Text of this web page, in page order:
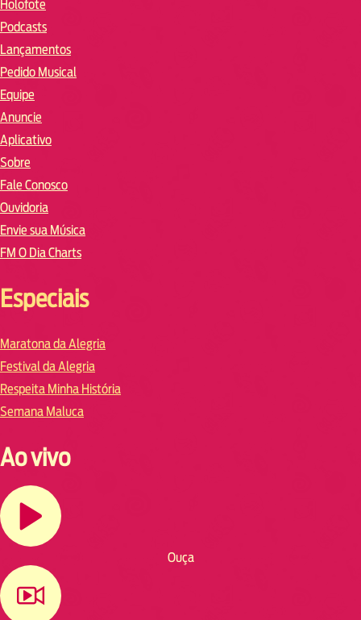
Holofote
Podcasts
Lançamentos
Pedido Musical
Equipe
Anuncie
Aplicativo
Sobre
Fale Conosco
Ouvidoria
Envie sua Música
FM O Dia Charts
Especiais
Maratona da Alegria
Festival da Alegria
Respeita Minha História
Semana Maluca
Ao vivo
Ouça